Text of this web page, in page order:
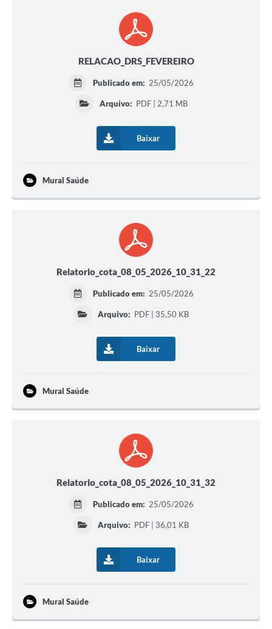
RELACAO_DRS_FEVEREIRO
Publicado em: 25/05/2026
Arquivo: PDF | 2,71 MB
Baixar
Mural Saúde
Relatorio_cota_08_05_2026_10_31_22
Publicado em: 25/05/2026
Arquivo: PDF | 35,50 KB
Baixar
Mural Saúde
Relatorio_cota_08_05_2026_10_31_32
Publicado em: 25/05/2026
Arquivo: PDF | 36,01 KB
Baixar
Mural Saúde